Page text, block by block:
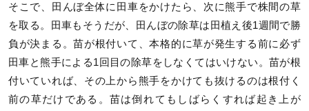
そこで、田んぼ全体に田車をかけたら、次に熊手で株間の草
を取る。田車もそうだが、田んぼの除草は田植え後1週間で勝
負が決まる。苗が根付いて、本格的に草が発生する前に必ず
田車と熊手による1回目の除草をしなくてはいけない。苗が根
付いていれば、その上から熊手をかけても抜けるのは根付く
前の草だけである。苗は倒れてもしばらくすれば起き上が